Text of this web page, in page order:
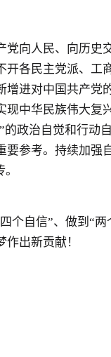
向人民、向历史
各民主党派、工
进对中国共产党
中华民族伟大复
政治自觉和行动
参考。持续加强
自信”、做到“两
出新贡献！